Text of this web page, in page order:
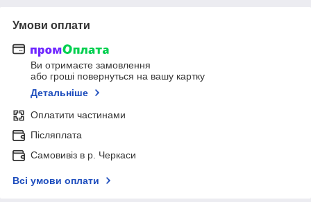
Умови оплати
Ви отримаєте замовлення
або гроші повернуться на вашу картку
Детальніше
Оплатити частинами
Післяплата
Самовивіз в р. Черкаси
Всі умови оплати